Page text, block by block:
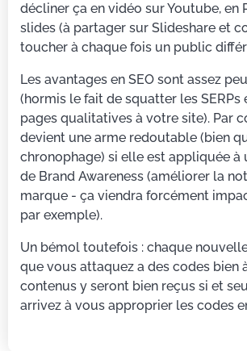
décliner ça en vidéo sur Youtube, en
slides (à partager sur Slideshare et
toucher à chaque fois un public
Les avantages en SEO sont assez
(hormis le fait de squatter les SERPs
pages qualitatives à votre site). Par
devient une arme redoutable (bien
chronophage) si elle est appliquée à
de Brand Awareness (améliorer la
marque - ça viendra forcément
par exemple).
Un bémol toutefois : chaque
que vous attaquez a des codes bien
contenus y seront bien reçus si et
arrivez à vous approprier les codes